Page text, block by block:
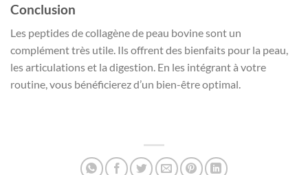
Conclusion
Les peptides de collagène de peau bovine sont un
complément très utile. Ils offrent des bienfaits pour la peau,
les articulations et la digestion. En les intégrant à votre
routine, vous bénéficierez d’un bien-être optimal.